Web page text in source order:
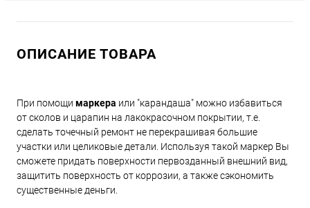
ОПИСАНИЕ ТОВАРА
При помощи маркера или "карандаша" можно избавиться
от сколов и царапин на лакокрасочном покрытии, т.е.
сделать точечный ремонт не перекрашивая большие
участки или целиковые детали. Используя такой маркер Вы
сможете придать поверхности первозданный внешний вид,
защитить поверхность от коррозии, а также сэкономить
существенные деньги.